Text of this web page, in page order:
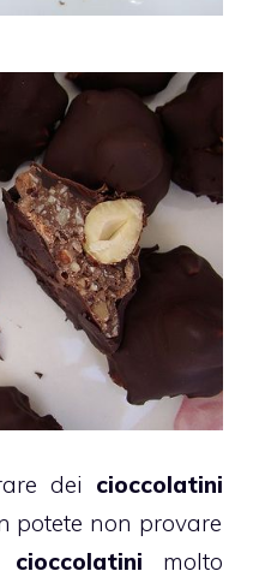
dei cioccolatini
potete non provare
cioccolatini molto